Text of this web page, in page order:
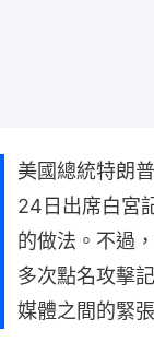
美國總統特朗
24日出席白宮
的做法。不過
多次點名攻擊
媒體之間的緊